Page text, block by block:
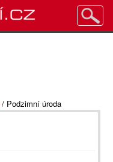
/ Podzimní úroda